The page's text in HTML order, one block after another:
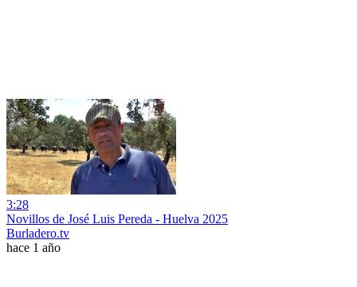
3:28
Novillos de José Luis Pereda - Huelva 2025
Burladero.tv
hace 1 año